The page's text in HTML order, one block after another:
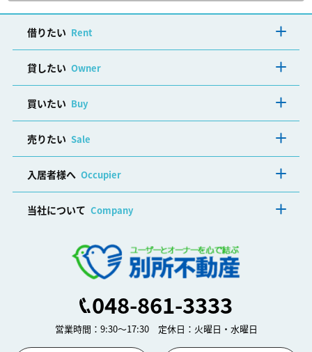
借りたい Rent
貸したい Owner
買いたい Buy
売りたい Sale
入居者様へ Occupier
当社について Company
048-861-3333
営業時間：9:30～17:30 定休日：火曜日・水曜日